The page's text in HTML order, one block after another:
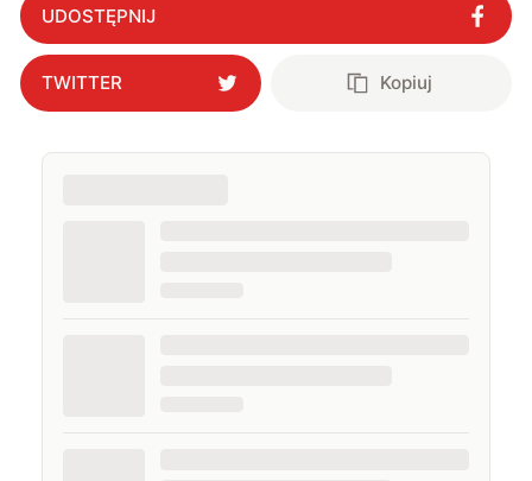
UDOSTĘPNIJ
TWITTER Kopiuj